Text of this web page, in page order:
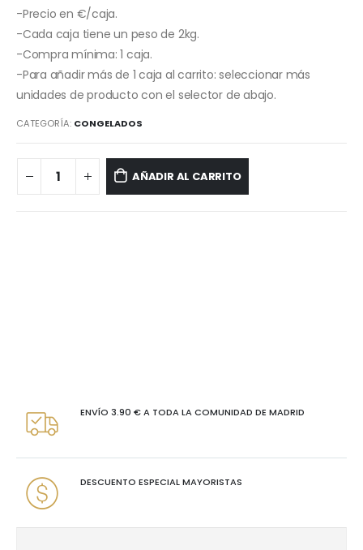
-Precio en €/caja.
-Cada caja tiene un peso de 2kg.
-Compra mínima: 1 caja.
-Para añadir más de 1 caja al carrito: seleccionar más
unidades de producto con el selector de abajo.
CATEGORÍA: CONGELADOS
AÑADIR AL CARRITO
ENVÍO 3.90 € A TODA LA COMUNIDAD DE MADRID
DESCUENTO ESPECIAL MAYORISTAS